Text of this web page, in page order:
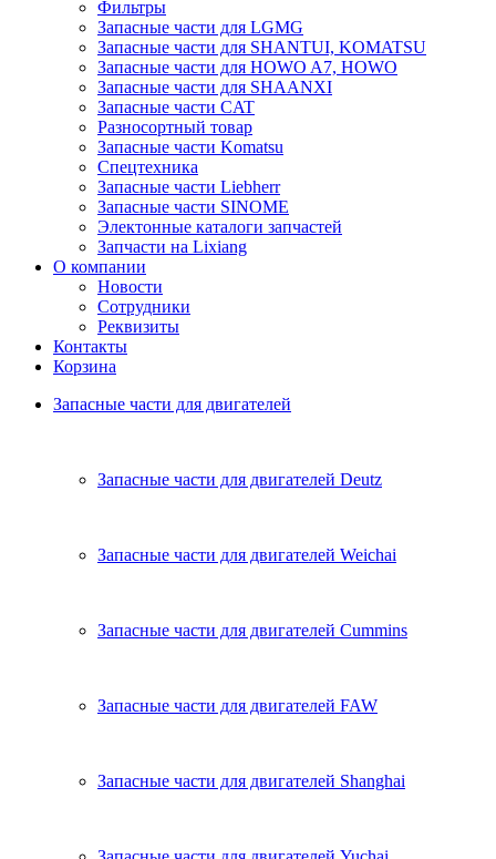
Фильтры
Запасные части для LGMG
Запасные части для SHANTUI, KOMATSU
Запасные части для HOWO A7, HOWO
Запасные части для SHAANXI
Запасные части CAT
Разносортный товар
Запасные части Komatsu
Спецтехника
Запасные части Liebherr
Запасные части SINOME
Электонные каталоги запчастей
Запчасти на Lixiang
О компании
Новости
Сотрудники
Реквизиты
Контакты
Корзина
Запасные части для двигателей
Запасные части для двигателей Deutz
Запасные части для двигателей Weichai
Запасные части для двигателей Cummins
Запасные части для двигателей FAW
Запасные части для двигателей Shanghai